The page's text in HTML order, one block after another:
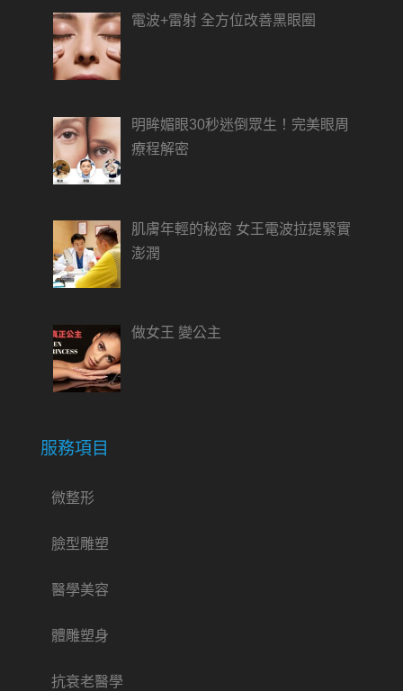
電波+雷射 全方位改善黑眼圈
明眸媚眼30秒迷倒眾生！完美眼周
療程解密
肌膚年輕的秘密 女王電波拉提緊實
澎潤
做女王 變公主
服務項目
微整形
臉型雕塑
醫學美容
體雕塑身
抗衰老醫學